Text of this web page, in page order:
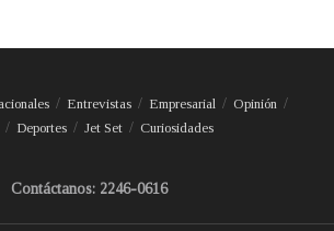
Entrevistas Empresarial
Opinión
Deportes Jet Set Curiosidades
Contáctanos: 2246-0616